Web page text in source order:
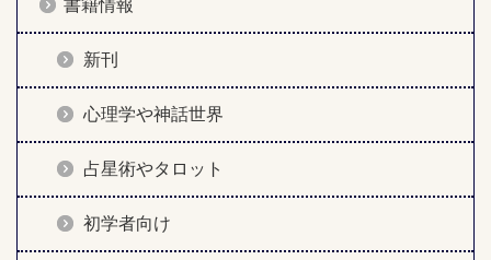
書籍情報
新刊
心理学や神話世界
占星術やタロット
初学者向け